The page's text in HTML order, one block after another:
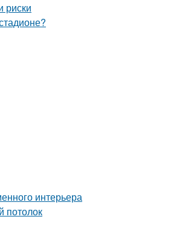
риски
интерьера
потолок